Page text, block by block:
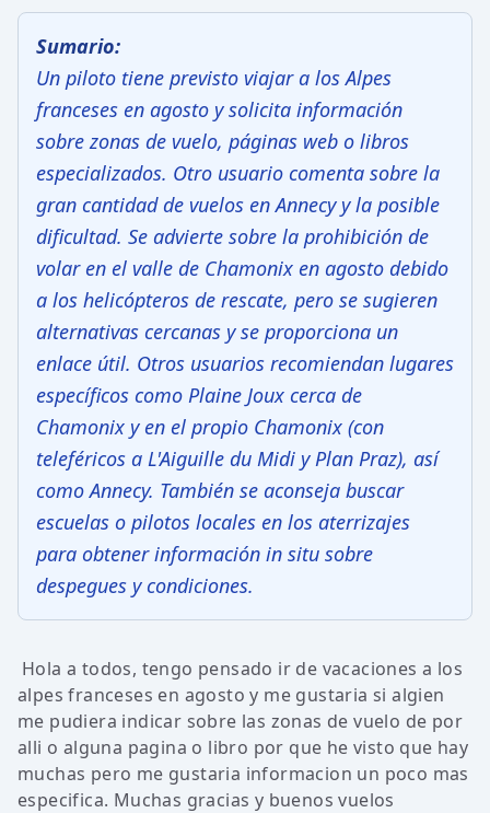
Sumario:
Un piloto tiene previsto viajar a los Alpes
franceses en agosto y solicita información
sobre zonas de vuelo, páginas web o libros
especializados. Otro usuario comenta sobre la
gran cantidad de vuelos en Annecy y la posible
dificultad. Se advierte sobre la prohibición de
volar en el valle de Chamonix en agosto debido
a los helicópteros de rescate, pero se sugieren
alternativas cercanas y se proporciona un
enlace útil. Otros usuarios recomiendan lugares
específicos como Plaine Joux cerca de
Chamonix y en el propio Chamonix (con
teleféricos a L'Aiguille du Midi y Plan Praz), así
como Annecy. También se aconseja buscar
escuelas o pilotos locales en los aterrizajes
para obtener información in situ sobre
despegues y condiciones.
Hola a todos, tengo pensado ir de vacaciones a los
alpes franceses en agosto y me gustaria si algien
me pudiera indicar sobre las zonas de vuelo de por
alli o alguna pagina o libro por que he visto que hay
muchas pero me gustaria informacion un poco mas
especifica. Muchas gracias y buenos vuelos